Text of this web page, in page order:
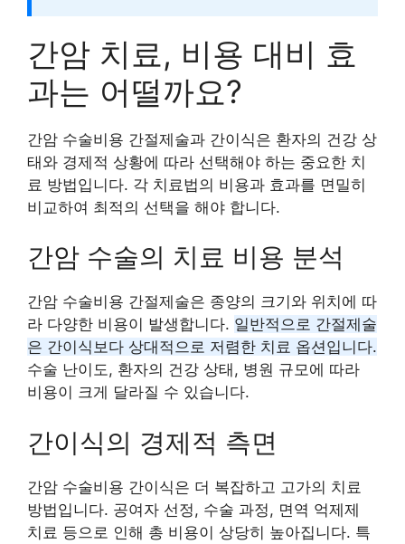
간암 치료, 비용 대비 효
과는 어떨까요?
간암 수술비용 간절제술과 간이식은 환자의 건강 상
태와 경제적 상황에 따라 선택해야 하는 중요한 치
료 방법입니다. 각 치료법의 비용과 효과를 면밀히
비교하여 최적의 선택을 해야 합니다.
간암 수술의 치료 비용 분석
간암 수술비용 간절제술은 종양의 크기와 위치에 따
라 다양한 비용이 발생합니다. 일반적으로 간절제술
은 간이식보다 상대적으로 저렴한 치료 옵션입니다.
수술 난이도, 환자의 건강 상태, 병원 규모에 따라
비용이 크게 달라질 수 있습니다.
간이식의 경제적 측면
간암 수술비용 간이식은 더 복잡하고 고가의 치료
방법입니다. 공여자 선정, 수술 과정, 면역 억제제
치료 등으로 인해 총 비용이 상당히 높아집니다. 특